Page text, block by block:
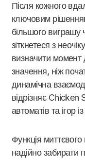
Після кожного
ключовим
більшого виграшу
зіткнетеся з
визначити
значення, ніж
динамічна
відрізняє Chicken
автоматів та ігор
Функція
надійно забирати